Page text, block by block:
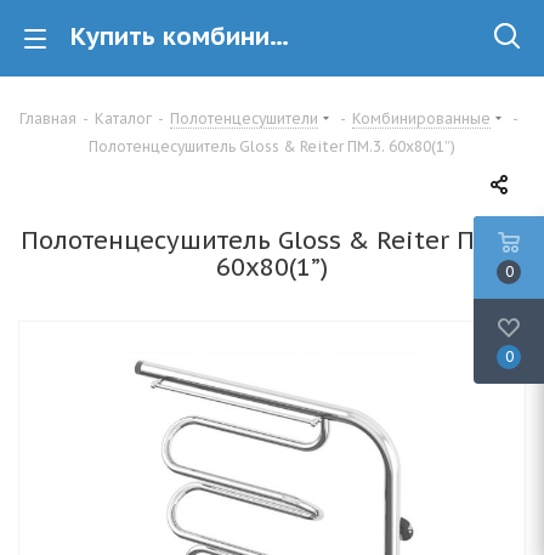
Купить комбинированный полотенцесушитель Gloss & Reiter Gloss & Reiter ПМ.3. 60х80(1”) в Минске
Главная - Каталог - Полотенцесушители - Комбинированные
-
Полотенцесушитель Gloss & Reiter ПМ.3. 60х80(1”)
Полотенцесушитель Gloss & Reiter ПМ.3.
60х80(1”)
0
0